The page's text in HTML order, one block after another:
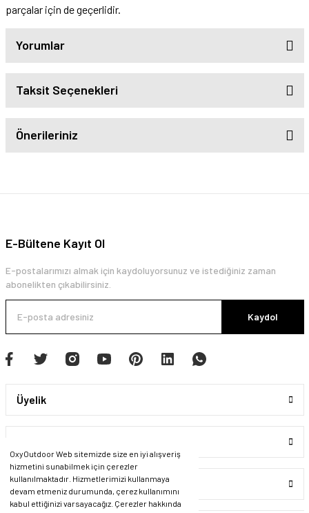
OxyOutdoor Web sitemizde size en iyi alışveriş
hizmetini sunabilmek için çerezler
kullanılmaktadır. Hizmetlerimizi kullanmaya
devam etmeniz durumunda, çerez kullanımını
kabul ettiğinizi varsayacağız. Çerezler hakkında
parçalar için de geçerlidir.
Yorumlar
Taksit Seçenekleri
Önerileriniz
E-Bültene Kayıt Ol
E-postalarımızı almak için kaydoluyorsunuz ve istediğiniz zaman
abonelikten çıkabilirsiniz.
Kaydol
Üyelik
Alışveriş